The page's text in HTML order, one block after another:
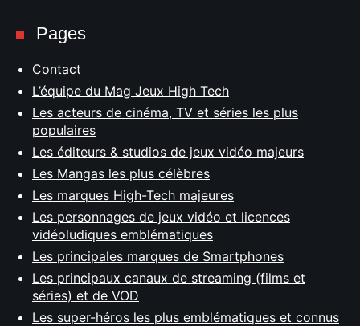
Pages
Contact
L’équipe du Mag Jeux High Tech
Les acteurs de cinéma, TV et séries les plus
populaires
Les éditeurs & studios de jeux vidéo majeurs
Les Mangas les plus célèbres
Les marques High-Tech majeures
Les personnages de jeux vidéo et licences
vidéoludiques emblématiques
Les principales marques de Smartphones
Les principaux canaux de streaming (films et
séries) et de VOD
Les super-héros les plus emblématiques et connus